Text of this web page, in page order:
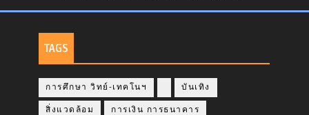
TAGS
การศึกษา วิทย์-เทคโนฯ บันเทิง
สิ่งแวดล้อม การเงิน การธนาคาร